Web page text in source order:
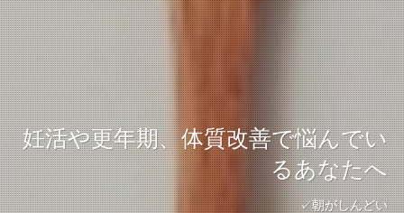
妊活や更年期、体質改善で悩んでい
るあなたへ
✓朝がしんどい